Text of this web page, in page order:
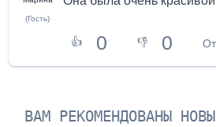
(Гость)
👍 0 👎 0
ВАМ РЕКОМЕНДОВАНЫ